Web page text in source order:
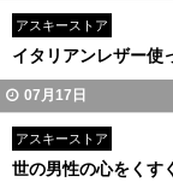
アスキーストア
イタリアンレザー使
07月17日
アスキーストア
世の男性の心をくす